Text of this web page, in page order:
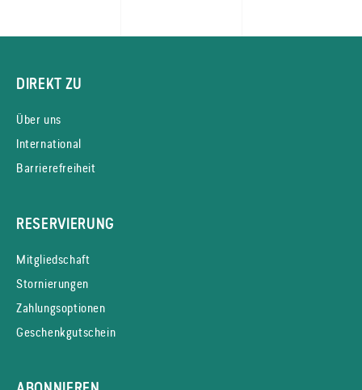
DIREKT ZU
Über uns
International
Barrierefreiheit
RESERVIERUNG
Mitgliedschaft
Stornierungen
Zahlungsoptionen
Geschenkgutschein